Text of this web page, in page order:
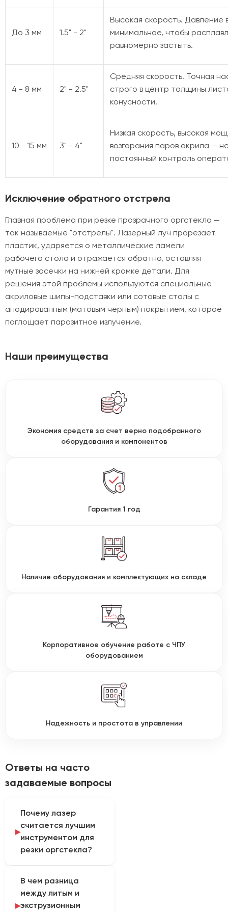
До 3 мм 1.5" - 2"
Высокая скорость. Давление
минимальное, чтобы
равномерно застыть.
4 - 8 мм 2" - 2.5"
Средняя скорость. Точная
строго в центр толщины
конусности.
10 - 15 мм 3" - 4"
Низкая скорость, высокая
возгорания паров акрила —
постоянный контроль
Исключение обратного отстрела
Главная проблема при резке прозрачного оргстекла —
так называемые "отстрелы". Лазерный луч прорезает
пластик, ударяется о металлические ламели
рабочего стола и отражается обратно, оставляя
мутные засечки на нижней кромке детали. Для
решения этой проблемы используются специальные
акриловые шипы-подставки или сотовые столы с
анодированным (матовым черным) покрытием, которое
поглощает паразитное излучение.
Наши преимущества
Экономия средств за счет верно подобранного
оборудования и компонентов
Гарантия 1 год
Наличие оборудования и комплектующих на складе
Корпоративное обучение работе с ЧПУ
оборудованием
Надежность и простота в управлении
Ответы на часто
задаваемые вопросы
Почему лазер
считается лучшим
инструментом для
резки оргстекла?
оргстекло (акрил)
бесконтактно. При этом
высокая температура
В чем разница
между литым и
экструзионным